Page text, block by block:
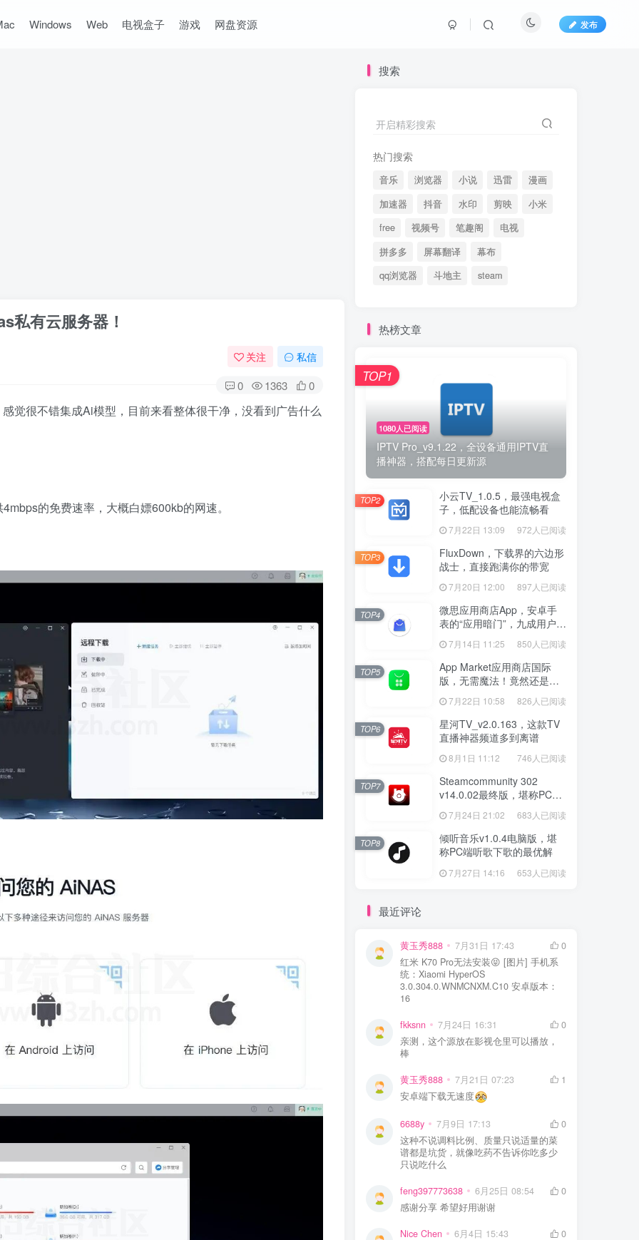
Windows Web 电视盒子 游戏 网盘资源 发布
私有云服务器！
关注 私信
0 1363 0
觉很不错集成Ai模型，目前来看整体很干净，没看到广告什么
的免费速率，大概白嫖600kb的网速。
搜索
开启精彩搜索
热门搜索
音乐 浏览器 小说 迅雷
漫画
加速器
抖音 水印 剪映
小米
free
视频号 笔趣阁
电视
拼多多
屏幕翻译
幕布
qq浏览器
斗地主 steam
热榜文章
1080人已阅读
IPTV Pro_v9.1.22，全设备通用IPTV直
播神器，搭配每日更新源
TOP1
小云TV_1.0.5，最强电视盒
子，低配设备也能流畅看
7月22日 13:09 972人已阅读
TOP2
FluxDown，下载界的六边形
战士，直接跑满你的带宽
7月20日 12:00 897人已阅读
TOP3
微思应用商店App，安卓手
表的“应用暗门”，九成用户还
没发现
7月14日 11:25 850人已阅读
TOP4
App Market应用商店国际
版，无需魔法！竟然还是大
厂出品？
7月22日 10:58 826人已阅读
TOP5
星河TV_v2.0.163，这款TV
直播神器频道多到离谱
8月1日 11:12 746人已阅读
TOP6
Steamcommunity 302
v14.0.02最终版，堪称PC玩
家必备的网络工具箱
7月24日 21:02 683人已阅读
TOP7
倾听音乐v1.0.4电脑版，堪
称PC端听歌下歌的最优解
7月27日 14:16 653人已阅读
TOP8
最近评论
黄玉秀888 7月31日 17:43
0
红米 K70 Pro无法安装😝 [图片] 手机系
统：Xiaomi HyperOS
3.0.304.0.WNMCNXM.C10 安卓版本：
16
fkksnn 7月24日 16:31
0
亲测，这个源放在影视仓里可以播放，
棒
黄玉秀888 7月21日 07:23
1
安卓端下载无速度
6688y 7月9日 17:13
0
这种不说调料比例、质量只说适量的菜
谱都是坑货，就像吃药不告诉你吃多少
只说吃什么
feng397773638 6月25日 08:54
0
感谢分享 希望好用谢谢
Nice Chen 6月4日 15:43
0